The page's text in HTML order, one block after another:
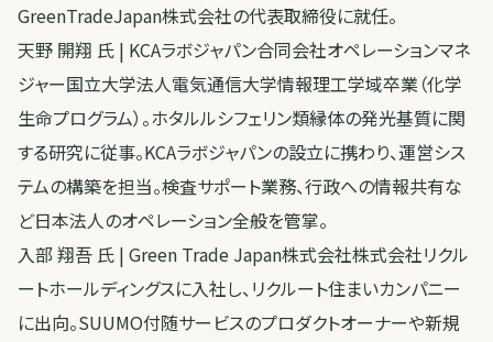
GreenTradeJapan株式会社の代表取締役に就任。
天野 開翔 氏 | KCAラボジャパン合同会社オペレーションマネ
ジャー国立大学法人電気通信大学情報理工学域卒業（化学
生命プログラム）。ホタルルシフェリン類縁体の発光基質に関
する研究に従事。KCAラボジャパンの設立に携わり、運営シス
テムの構築を担当。検査サポート業務、行政への情報共有な
ど日本法人のオペレーション全般を管掌。
入部 翔吾 氏 | Green Trade Japan株式会社株式会社リクル
ートホールディングスに入社し、リクルート住まいカンパニー
に出向。SUUMO付随サービスのプロダクトオーナーや新規